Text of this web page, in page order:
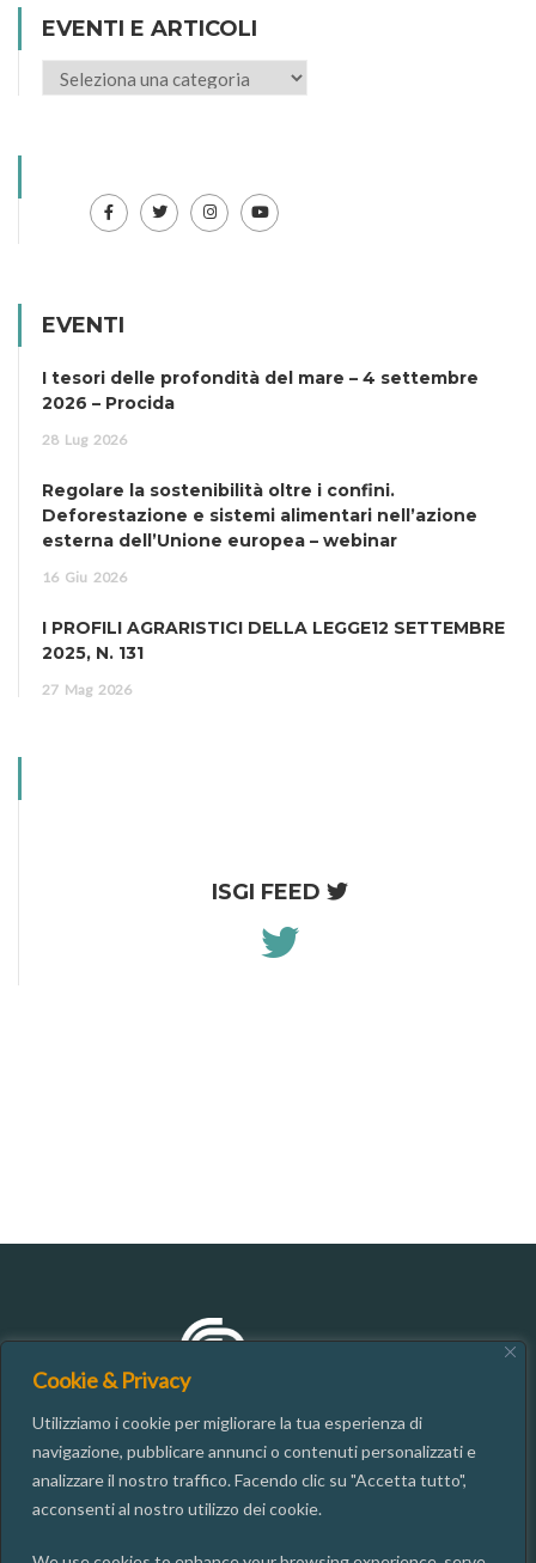
Cookie & Privacy
Utilizziamo i cookie per migliorare la tua esperienza di
navigazione, pubblicare annunci o contenuti personalizzati e
analizzare il nostro traffico. Facendo clic su "Accetta tutto",
acconsenti al nostro utilizzo dei cookie.
EVENTI E ARTICOLI
EVENTI
I tesori delle profondità del mare – 4 settembre
2026 – Procida
28 Lug 2026
Regolare la sostenibilità oltre i confini.
Deforestazione e sistemi alimentari nell’azione
esterna dell’Unione europea – webinar
16 Giu 2026
I PROFILI AGRARISTICI DELLA LEGGE12 SETTEMBRE
2025, N. 131
27 Mag 2026
ISGI FEED
CONTATTI